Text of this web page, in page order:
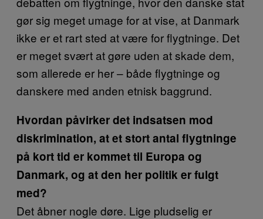
gør sig meget umage for at vise, at Danmark
ikke er et rart sted at være for flygtninge. Det
er meget svært at gøre uden at skade dem,
som allerede er her – både flygtninge og
danskere med anden etnisk baggrund.
Hvordan påvirker det indsatsen mod
diskrimination, at et stort antal flygtninge
på kort tid er kommet til Europa og
Danmark, og at den her politik er fulgt
med?
Det åbner nogle døre. Lige pludselig er